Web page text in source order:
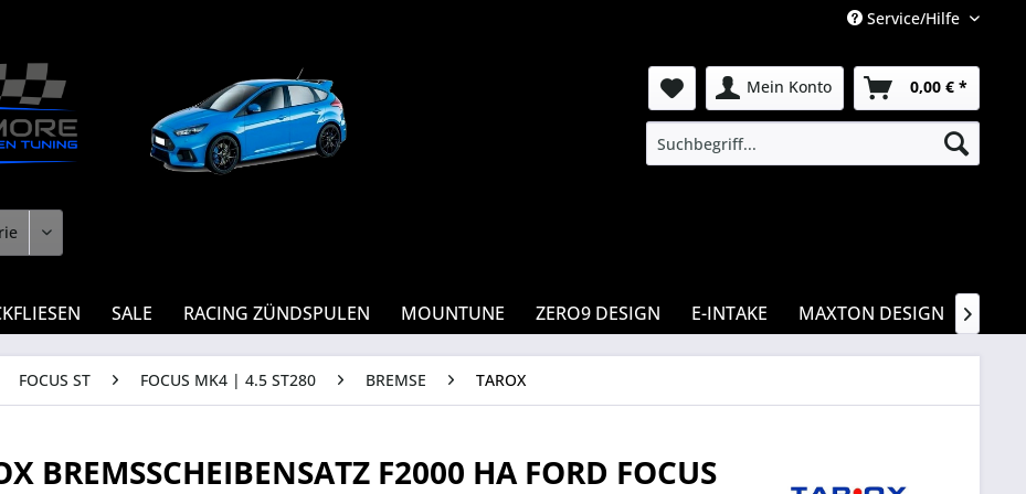
Service/Hilfe
Mein Konto 0,00 € *
SALE RACING ZÜNDSPULEN MOUNTUNE ZERO9 DESIGN E-INTAKE MAXTON DESIGN 
FOCUS ST FOCUS MK4 | 4.5 ST280 BREMSE TAROX
BREMSSCHEIBENSATZ F2000 HA FORD FOCUS